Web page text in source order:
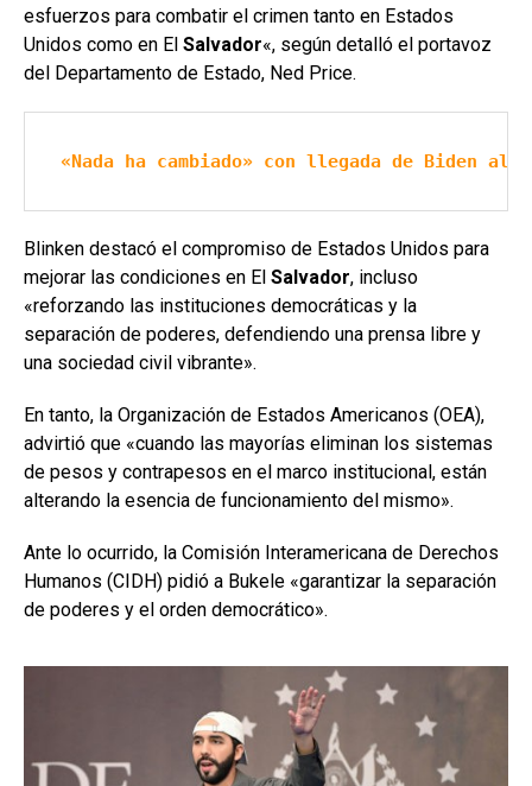
esfuerzos para combatir el crimen tanto en Estados
Unidos como en El Salvador«, según detalló el portavoz
del Departamento de Estado, Ned Price.
«Nada ha cambiado» con llegada de Biden al
Blinken destacó el compromiso de Estados Unidos para
mejorar las condiciones en El Salvador, incluso
«reforzando las instituciones democráticas y la
separación de poderes, defendiendo una prensa libre y
una sociedad civil vibrante».
En tanto, la Organización de Estados Americanos (OEA),
advirtió que «cuando las mayorías eliminan los sistemas
de pesos y contrapesos en el marco institucional, están
alterando la esencia de funcionamiento del mismo».
Ante lo ocurrido, la Comisión Interamericana de Derechos
Humanos (CIDH) pidió a Bukele «garantizar la separación
de poderes y el orden democrático».